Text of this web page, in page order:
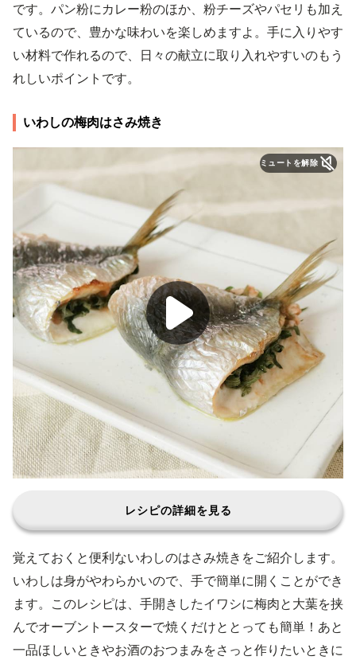
です。パン粉にカレー粉のほか、粉チーズやパセリも加え
ているので、豊かな味わいを楽しめますよ。手に入りやす
い材料で作れるので、日々の献立に取り入れやすいのもう
れしいポイントです。
いわしの梅肉はさみ焼き
ミュートを解除
レシピの詳細を見る
覚えておくと便利ないわしのはさみ焼きをご紹介します。
いわしは身がやわらかいので、手で簡単に開くことができ
ます。このレシピは、手開きしたイワシに梅肉と大葉を挟
んでオーブントースターで焼くだけととっても簡単！あと
一品ほしいときやお酒のおつまみをさっと作りたいときに